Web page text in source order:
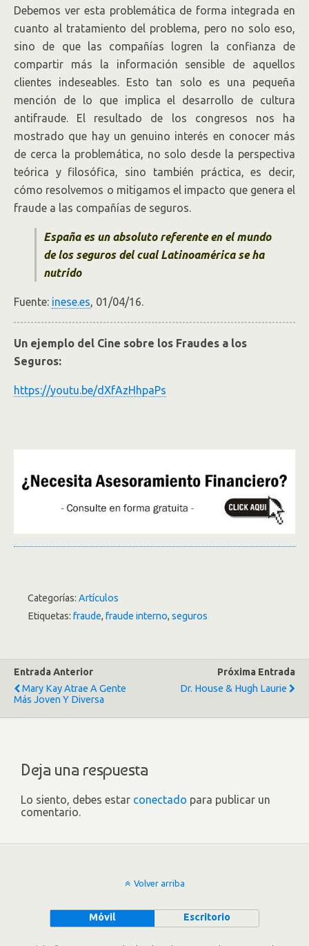
Debemos ver esta problemática de forma integrada en
cuanto al tratamiento del problema, pero no solo eso,
sino de que las compañías logren la confianza de
compartir más la información sensible de aquellos
clientes indeseables. Esto tan solo es una pequeña
mención de lo que implica el desarrollo de cultura
antifraude. El resultado de los congresos nos ha
mostrado que hay un genuino interés en conocer más
de cerca la problemática, no solo desde la perspectiva
teórica y filosófica, sino también práctica, es decir,
cómo resolvemos o mitigamos el impacto que genera el
fraude a las compañías de seguros.
España es un absoluto referente en el mundo
de los seguros del cual Latinoamérica se ha
nutrido
Fuente: inese.es, 01/04/16.
Un ejemplo del Cine sobre los Fraudes a los
Seguros:
https://youtu.be/dXfAzHhpaPs
Categorías: Artículos
Etiquetas: fraude, fraude interno, seguros
Entrada Anterior
Mary Kay Atrae A Gente
Más Joven Y Diversa
Próxima Entrada
Dr. House & Hugh Laurie
Deja una respuesta
Lo siento, debes estar conectado para publicar un
comentario.
Volver arriba
Móvil Escritorio